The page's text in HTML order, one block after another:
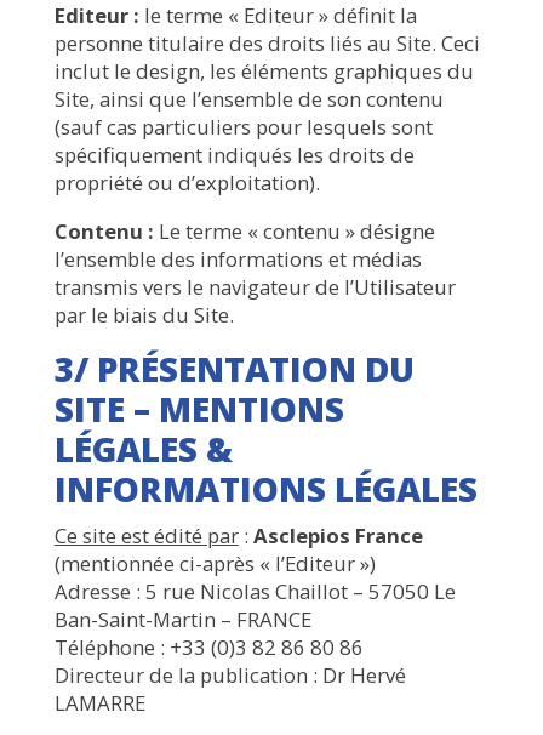
Editeur : le terme « Editeur » définit la
personne titulaire des droits liés au Site. Ceci
inclut le design, les éléments graphiques du
Site, ainsi que l’ensemble de son contenu
(sauf cas particuliers pour lesquels sont
spécifiquement indiqués les droits de
propriété ou d’exploitation).
Contenu : Le terme « contenu » désigne
l’ensemble des informations et médias
transmis vers le navigateur de l’Utilisateur
par le biais du Site.
3/ PRÉSENTATION DU
SITE – MENTIONS
LÉGALES &
INFORMATIONS LÉGALES
Ce site est édité par: Asclepios France
(mentionnée ci-après « l’Editeur »)
Adresse : 5 rue Nicolas Chaillot – 57050 Le
Ban-Saint-Martin – FRANCE
Téléphone : +33 (0)3 82 86 80 86
Directeur de la publication : Dr Hervé
LAMARRE